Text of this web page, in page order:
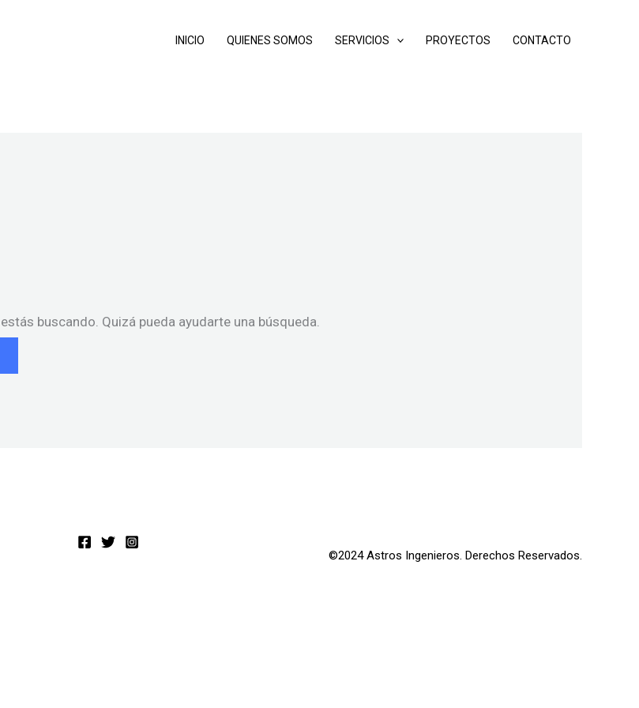
INICIO QUIENES SOMOS SERVICIOS PROYECTOS CONTACTO
buscando. Quizá pueda ayudarte una búsqueda.
©2024 Astros Ingenieros. Derechos Reservados.